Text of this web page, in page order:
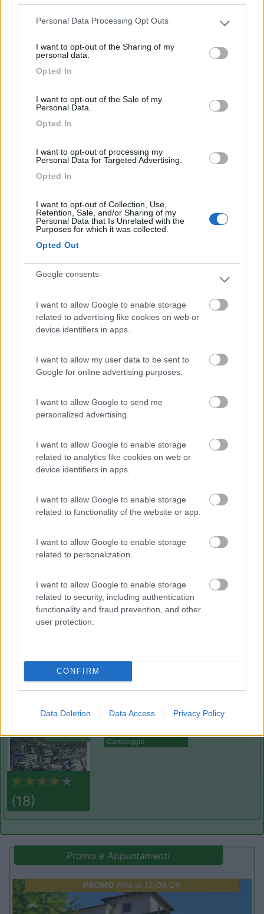
Please note that this website/app uses one or more Google
not limited to your visit or usage behaviour. You may click to
grant or deny consent to Google and its third-party tags to
use your data for below specified purposes in below Google
Personal Data Processing Opt Outs
I want to opt-out of the Sharing of my
personal data.
Opted In
I want to opt-out of the Sale of my
Personal Data.
Opted In
I want to opt-out of processing my
Personal Data for Targeted Advertising.
Opted In
I want to opt-out of Collection, Use,
Retention, Sale, and/or Sharing of my
Personal Data that Is Unrelated with the
Purposes for which it was collected.
Opted Out
Google consents
I want to allow Google to enable storage
related to advertising like cookies on web or
device identifiers in apps.
I want to allow my user data to be sent to
Google for online advertising purposes.
I want to allow Google to send me
personalized advertising.
I want to allow Google to enable storage
related to analytics like cookies on web or
device identifiers in apps.
I want to allow Google to enable storage
related to functionality of the website or app.
I want to allow Google to enable storage
related to personalization.
I want to allow Google to enable storage
related to security, including authentication
functionality and fraud prevention, and other
user protection.
CONFIRM
Data Deletion Data Access Privacy Policy
inesistente
Caratteristiche Posizione
Segnalati nei dintorni
7.7 Duino-Aurisina(TS)
Campeggio
9
(20)
Area Sosta Camper Ampezzo
Ampezzo
7.3 Residence & Camping Punta Spin
Grado
9 Belvedere Pineta
Aquileia(UD)
Campeggio
8.2
(18)
Caravan Park Sexten
Campeggio
Promo e Appuntamenti
PROMO Fino al 12/08/26